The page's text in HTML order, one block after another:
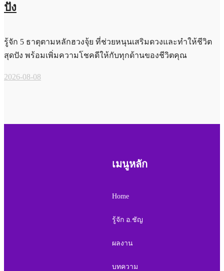
ปัง
รู้จัก 5 ธาตุตามหลักฮวงจุ้ย ที่ช่วยหนุนเสริมดวงและทำให้ชีวิต
สุดปัง พร้อมเพิ่มความโชคดีให้กับทุกด้านของชีวิตคุณ
2026-08-08
เมนูหลัก
Home
รู้จัก อ.ชัญ
ผลงาน
บทความ